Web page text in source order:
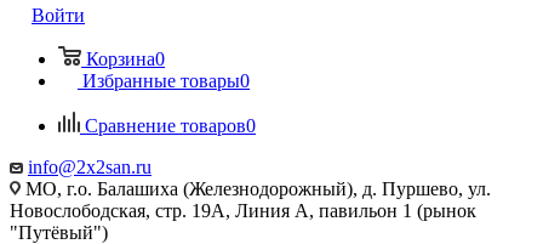
Войти
Корзина0
Избранные товары0
Сравнение товаров0
info@2x2san.ru
МО, г.о. Балашиха (Железнодорожный), д. Пуршево, ул.
Новослободская, стр. 19А, Линия А, павильон 1 (рынок
"Путёвый")